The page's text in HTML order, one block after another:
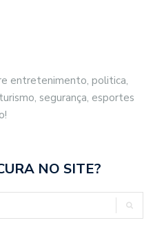
entretenimento, politica,
segurança, esportes
NO SITE?